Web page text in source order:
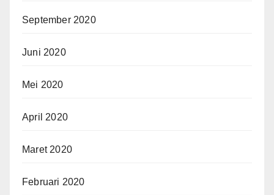
September 2020
Juni 2020
Mei 2020
April 2020
Maret 2020
Februari 2020